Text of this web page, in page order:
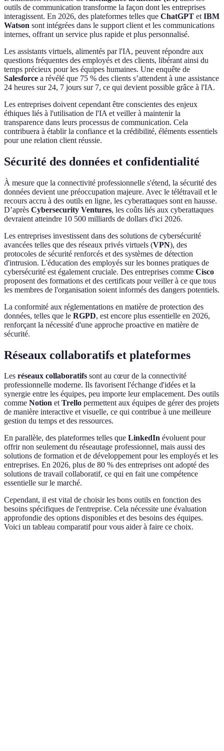
outils de communication transforme la façon dont les entreprises
interagissent. En 2026, des plateformes telles que ChatGPT et IBM
Watson sont intégrées dans le support client et les communications
internes, offrant un service plus rapide et plus personnalisé.
Les assistants virtuels, alimentés par l'IA, peuvent répondre aux
questions fréquentes des employés et des clients, libérant ainsi du
temps précieux pour les équipes humaines. Une enquête de
Salesforce a révélé que 75 % des clients s’attendent à une assistance
24 heures sur 24, 7 jours sur 7, ce qui devient possible grâce à l'IA.
Les entreprises doivent cependant être conscientes des enjeux
éthiques liés à l'utilisation de l'IA et veiller à maintenir la
transparence dans leurs processus de communication. Cela
contribuera à établir la confiance et la crédibilité, éléments essentiels
pour une relation client réussie.
Sécurité des données et confidentialité
À mesure que la connectivité professionnelle s'étend, la sécurité des
données devient une préoccupation majeure. Avec le télétravail et le
recours accru à des outils en ligne, les cyberattaques sont en hausse.
D’après Cybersecurity Ventures, les coûts liés aux cyberattaques
devraient atteindre 10 500 milliards de dollars d'ici 2026.
Les entreprises investissent dans des solutions de cybersécurité
avancées telles que des réseaux privés virtuels (VPN), des
protocoles de sécurité renforcés et des systèmes de détection
d'intrusion. L'éducation des employés sur les bonnes pratiques de
cybersécurité est également cruciale. Des entreprises comme Cisco
proposent des formations et des certificats pour veiller à ce que tous
les membres de l'organisation soient informés des dangers potentiels.
La conformité aux réglementations en matière de protection des
données, telles que le RGPD, est encore plus essentielle en 2026,
renforçant la nécessité d'une approche proactive en matière de
sécurité.
Réseaux collaboratifs et plateformes
Les réseaux collaboratifs sont au cœur de la connectivité
professionnelle moderne. Ils favorisent l'échange d'idées et la
synergie entre les équipes, peu importe leur emplacement. Des outils
comme Notion etTrello permettent aux équipes de gérer des projets
de manière interactive et visuelle, ce qui contribue à une meilleure
gestion du temps et des ressources.
En parallèle, des plateformes telles que LinkedIn évoluent pour
offrir non seulement du réseautage professionnel, mais aussi des
solutions de formation et de développement pour les employés et les
entreprises. En 2026, plus de 80 % des entreprises ont adopté des
solutions de travail collaboratif, ce qui en fait une compétence
essentielle sur le marché.
Cependant, il est vital de choisir les bons outils en fonction des
besoins spécifiques de l'entreprise. Cela nécessite une évaluation
approfondie des options disponibles et des besoins des équipes.
Voici un tableau comparatif pour vous aider à faire ce choix.